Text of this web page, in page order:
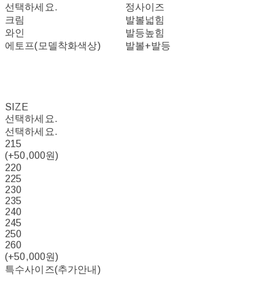
선택하세요.
크림
와인
에토프(모델착화색상)
정사이즈
발볼넓힘
발등높힘
발볼+발등
SIZE
선택하세요.
선택하세요.
215
(+50,000원)
220
225
230
235
240
245
250
260
(+50,000원)
특수사이즈(추가안내)